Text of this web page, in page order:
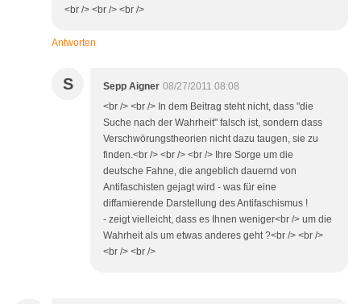
<br /> <br /> <br />
Antworten
S Sepp Aigner 08/27/2011 08:08
<br /> <br /> In dem Beitrag steht nicht, dass "die
Suche nach der Wahrheit" falsch ist, sondern dass
Verschwörungstheorien nicht dazu taugen, sie zu
finden.<br /> <br /> <br /> Ihre Sorge um die
deutsche Fahne, die angeblich dauernd von
Antifaschisten gejagt wird - was für eine
diffamierende Darstellung des Antifaschismus !
- zeigt vielleicht, dass es Ihnen weniger<br /> um die
Wahrheit als um etwas anderes geht ?<br /> <br />
<br /> <br />